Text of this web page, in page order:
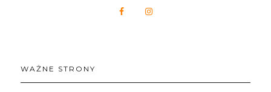
WAŻNE STRONY